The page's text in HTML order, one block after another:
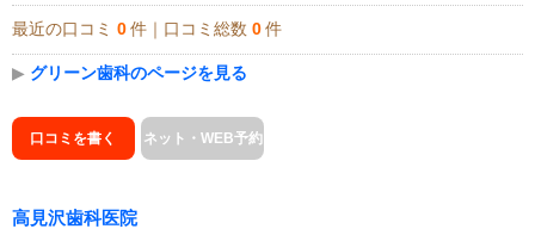
最近の口コミ 0 件｜口コミ総数 0 件
▶ グリーン歯科のページを見る
口コミを書く ネット・WEB予約
高見沢歯科医院